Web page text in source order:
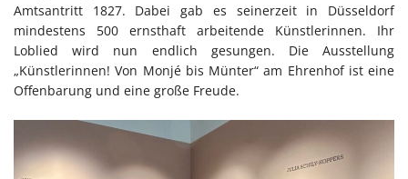
Amtsantritt 1827. Dabei gab es seinerzeit in Düsseldorf
mindestens 500 ernsthaft arbeitende Künstlerinnen. Ihr
Loblied wird nun endlich gesungen. Die Ausstellung
„Künstlerinnen! Von Monjé bis Münter“ am Ehrenhof ist eine
Offenbarung und eine große Freude.